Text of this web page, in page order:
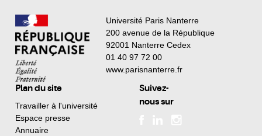
Université Paris Nanterre
200 avenue de la République
92001 Nanterre Cedex
01 40 97 72 00
www.parisnanterre.fr
Plan du site
Travailler à l'université
Espace presse
Annuaire
Suivez-
nous sur